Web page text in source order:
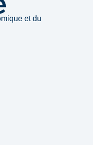
et du